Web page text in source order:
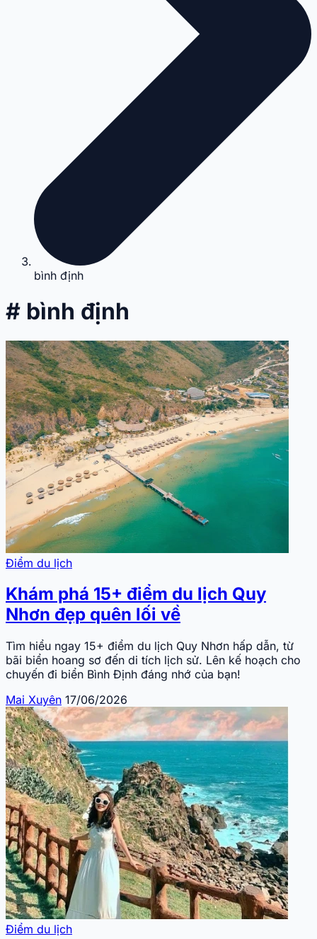
bình định
# bình định
Điểm du lịch
Khám phá 15+ điểm du lịch Quy
Nhơn đẹp quên lối về
Tìm hiểu ngay 15+ điểm du lịch Quy Nhơn hấp dẫn, từ
bãi biển hoang sơ đến di tích lịch sử. Lên kế hoạch cho
chuyến đi biển Bình Định đáng nhớ của bạn!
Mai Xuyên 17/06/2026
Điểm du lịch